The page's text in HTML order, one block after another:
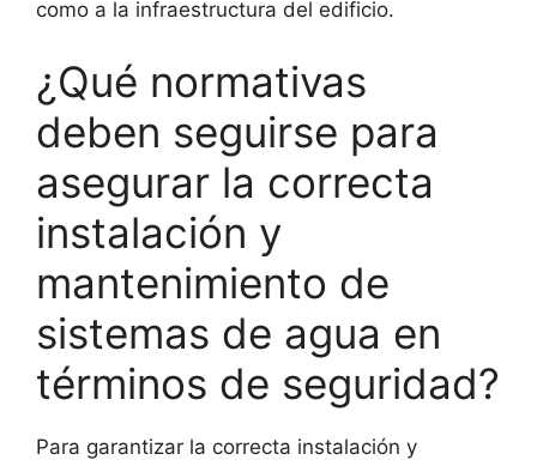
como a la infraestructura del edificio.
¿Qué normativas
deben seguirse para
asegurar la correcta
instalación y
mantenimiento de
sistemas de agua en
términos de seguridad?
Para garantizar la correcta instalación y